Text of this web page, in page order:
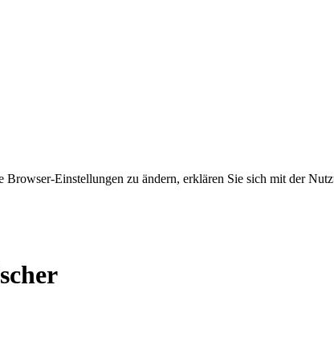
Einstellungen zu ändern, erklären Sie sich mit der